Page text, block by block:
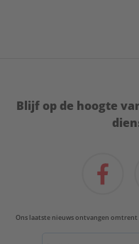
Blijf op de hoogte
Ons laatste nieuws ontvangen omtrent